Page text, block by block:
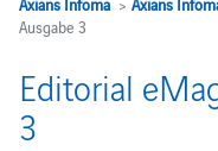
Ausgabe 3
Editorial
3